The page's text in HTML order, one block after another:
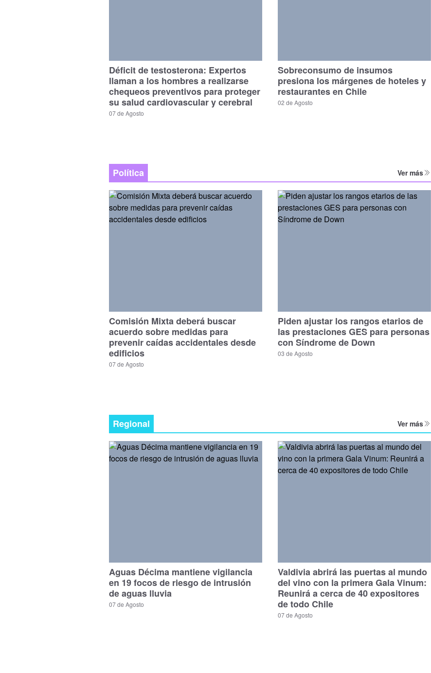
Déficit de testosterona: Expertos
llaman a los hombres a realizarse
chequeos preventivos para proteger
su salud cardiovascular y cerebral
07 de Agosto
Sobreconsumo de insumos
presiona los márgenes de hoteles y
restaurantes en Chile
02 de Agosto
Política Ver más
Comisión Mixta deberá buscar
acuerdo sobre medidas para
prevenir caídas accidentales desde
edificios
07 de Agosto
Piden ajustar los rangos etarios de
las prestaciones GES para personas
con Síndrome de Down
03 de Agosto
Regional Ver más
Aguas Décima mantiene vigilancia
en 19 focos de riesgo de intrusión
de aguas lluvia
07 de Agosto
Valdivia abrirá las puertas al mundo
del vino con la primera Gala Vinum:
Reunirá a cerca de 40 expositores
de todo Chile
07 de Agosto